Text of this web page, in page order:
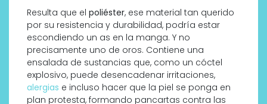
Resulta que el poliéster, ese material tan querido
por su resistencia y durabilidad, podría estar
escondiendo un as en la manga. Y no
precisamente uno de oros. Contiene una
ensalada de sustancias que, como un cóctel
explosivo, puede desencadenar irritaciones,
alergias e incluso hacer que la piel se ponga en
plan protesta, formando pancartas contra las